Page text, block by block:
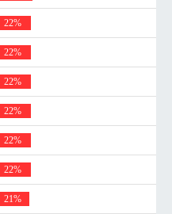
22%
22%
22%
22%
22%
22%
21%